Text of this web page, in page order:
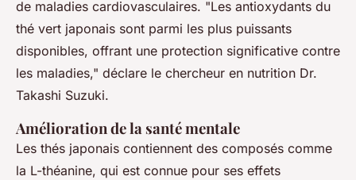
de maladies cardiovasculaires. "Les antioxydants du
thé vert japonais sont parmi les plus puissants
disponibles, offrant une protection significative contre
les maladies," déclare le chercheur en nutrition Dr.
Takashi Suzuki.
Amélioration de la santé mentale
Les thés japonais contiennent des composés comme
la L-théanine, qui est connue pour ses effets